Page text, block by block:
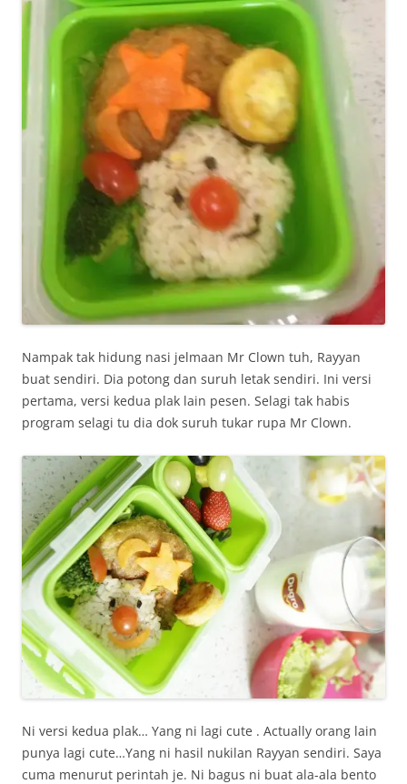
Nampak tak hidung nasi jelmaan Mr Clown tuh, Rayyan
buat sendiri. Dia potong dan suruh letak sendiri. Ini versi
pertama, versi kedua plak lain pesen. Selagi tak habis
program selagi tu dia dok suruh tukar rupa Mr Clown.
Ni versi kedua plak… Yang ni lagi cute . Actually orang lain
punya lagi cute…Yang ni hasil nukilan Rayyan sendiri. Saya
cuma menurut perintah je. Ni bagus ni buat ala-ala bento